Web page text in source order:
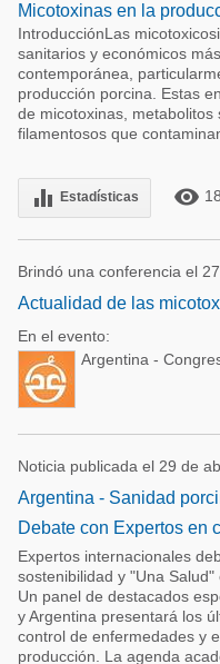
Micotoxinas en la
IntroducciónLas
sanitarios y económicos
contemporánea,
producción porcina. Estas
de micotoxinas,
filamentosos que
equalizer Estadísticas remove_red_eye 18
Brindó una conferencia el
Actualidad de las
En el evento:
Argentina -
Noticia publicada el 29 de
Argentina - Sanidad
Debate con Expertos en
Expertos internacionales
sostenibilidad y "Una
Un panel de destacados
y Argentina presentará los
control de enfermedades y
producción. La agenda